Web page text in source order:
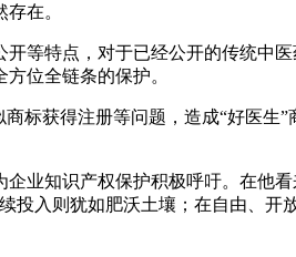
在。
等特点，对于已经公开的传统中
位全链条的保护。
标获得注册等问题，造成“好医生
业知识产权保护积极呼吁。在他
入则犹如肥沃土壤；在自由、